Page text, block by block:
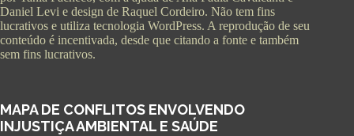
Daniel Levi e design de Raquel Cordeiro. Não tem fins
lucrativos e utiliza tecnologia WordPress. A reprodução de seu
conteúdo é incentivada, desde que citando a fonte e também
sem fins lucrativos.
MAPA DE CONFLITOS ENVOLVENDO
INJUSTIÇA AMBIENTAL E SAÚDE